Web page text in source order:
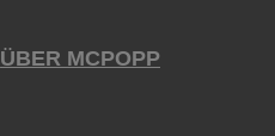
ÜBER MCPOPP